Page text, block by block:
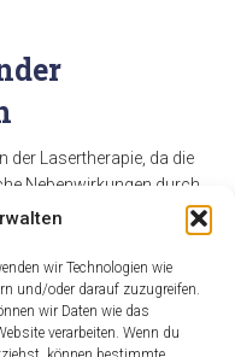
wir Technologien wie
und/oder darauf zuzugreifen.
wir Daten wie das
verarbeiten. Wenn du
der Lasertherapie, da die
Nebenwirkungen durch
Dr. med. Thomas
Augsburg zeigt die
unschöne
more…